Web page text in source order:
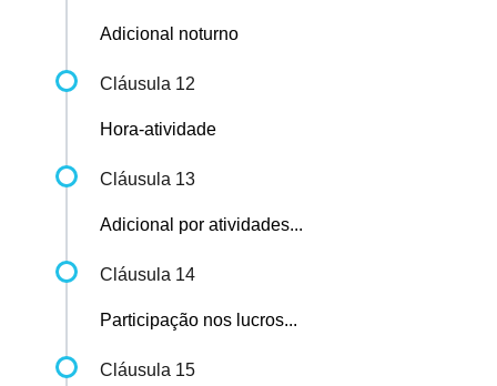
Adicional noturno
Cláusula 12
Hora-atividade
Cláusula 13
Adicional por atividades...
Cláusula 14
Participação nos lucros...
Cláusula 15